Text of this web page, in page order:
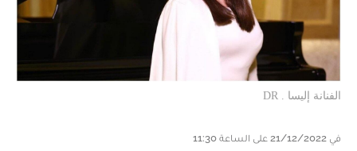
الفنانة إليسا . DR
في 21/12/2022 على الساعة 11:30